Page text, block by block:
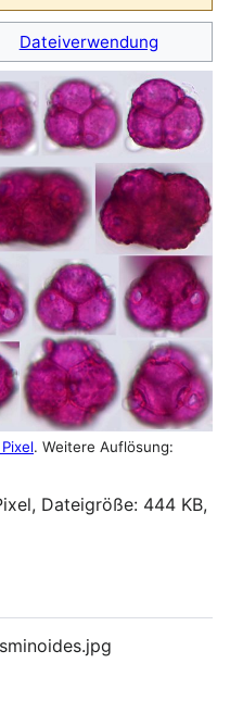
Dateiverwendung
. Weitere Auflösung:
Dateigröße: 444 KB,